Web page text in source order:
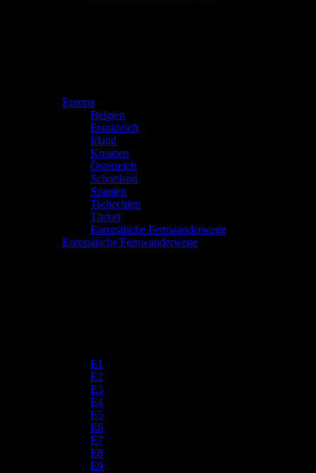
Europa
Belgien
Frankreich
Irland
Kroatien
Österreich
Schottland
Spanien
Tschechien
Türkei
Europäische Fernwanderwege
Europäische Fernwanderwege
E1
E2
E3
E4
E5
E6
E7
E8
E9